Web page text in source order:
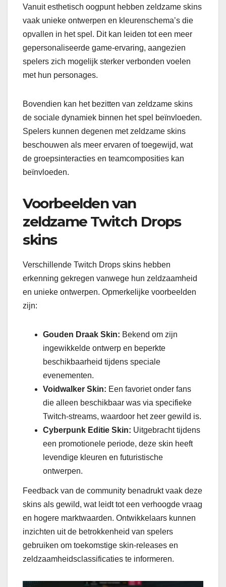
Vanuit esthetisch oogpunt hebben zeldzame skins
vaak unieke ontwerpen en kleurenschema’s die
opvallen in het spel. Dit kan leiden tot een meer
gepersonaliseerde game-ervaring, aangezien
spelers zich mogelijk sterker verbonden voelen
met hun personages.
Bovendien kan het bezitten van zeldzame skins
de sociale dynamiek binnen het spel beïnvloeden.
Spelers kunnen degenen met zeldzame skins
beschouwen als meer ervaren of toegewijd, wat
de groepsinteracties en teamcomposities kan
beïnvloeden.
Voorbeelden van
zeldzame Twitch Drops
skins
Verschillende Twitch Drops skins hebben
erkenning gekregen vanwege hun zeldzaamheid
en unieke ontwerpen. Opmerkelijke voorbeelden
zijn:
Gouden Draak Skin: Bekend om zijn
ingewikkelde ontwerp en beperkte
beschikbaarheid tijdens speciale
evenementen.
Voidwalker Skin: Een favoriet onder fans
die alleen beschikbaar was via specifieke
Twitch-streams, waardoor het zeer gewild is.
Cyberpunk Editie Skin: Uitgebracht tijdens
een promotionele periode, deze skin heeft
levendige kleuren en futuristische
ontwerpen.
Feedback van de community benadrukt vaak deze
skins als gewild, wat leidt tot een verhoogde vraag
en hogere marktwaarden. Ontwikkelaars kunnen
inzichten uit de betrokkenheid van spelers
gebruiken om toekomstige skin-releases en
zeldzaamheidsclassificaties te informeren.